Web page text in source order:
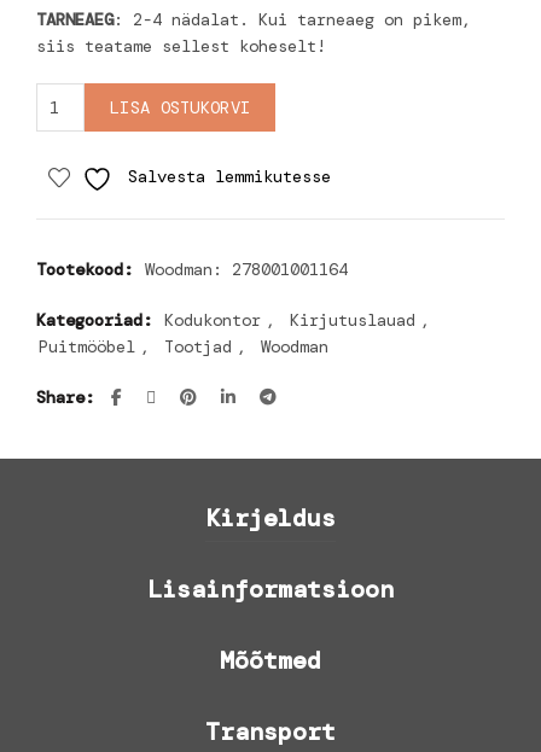
TARNEAEG: 2-4 nädalat. Kui tarneaeg on pikem,
siis teatame sellest koheselt!
LISA OSTUKORVI
Salvesta lemmikutesse
Tootekood: Woodman: 278001001164
Kategooriad: Kodukontor , Kirjutuslauad ,
Puitmööbel , Tootjad , Woodman
Share
Kirjeldus
Lisainformatsioon
Mõõtmed
Transport